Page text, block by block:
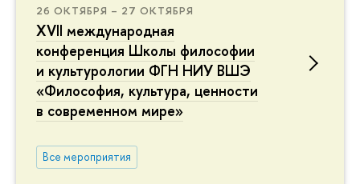
26 ОКТЯБРЯ – 27 ОКТЯБРЯ
XVII международная
конференция Школы философии
и культурологии ФГН НИУ ВШЭ
«Философия, культура, ценности
в современном мире»
Все мероприятия